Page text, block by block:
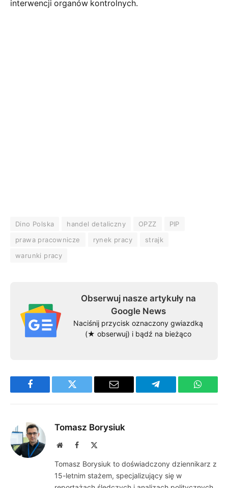
interwencji organów kontrolnych.
Dino Polska handel detaliczny OPZZ
PIP
prawa pracownicze
rynek pracy
strajk
warunki pracy
Obserwuj nasze artykuły na
Google News
Naciśnij przycisk oznaczony gwiazdką
(★ obserwuj) i bądź na bieżąco
Facebook Twitter Email Telegram
Tomasz Borysiuk
WebsiteFacebook
Tomasz Borysiuk to doświadczony dziennikarz z
15-letnim stażem, specjalizujący się w